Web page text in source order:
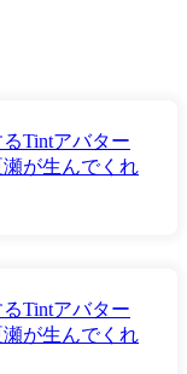
Tintアバター
が生んでくれ
Tintアバター
が生んでくれ